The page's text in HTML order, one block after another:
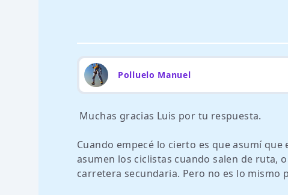
Polluelo Manuel
Muchas gracias Luis por tu respuesta.
Cuando empecé lo cierto es que asumí
asumen los ciclistas cuando salen de ruta,
carretera secundaria. Pero no es lo mismo